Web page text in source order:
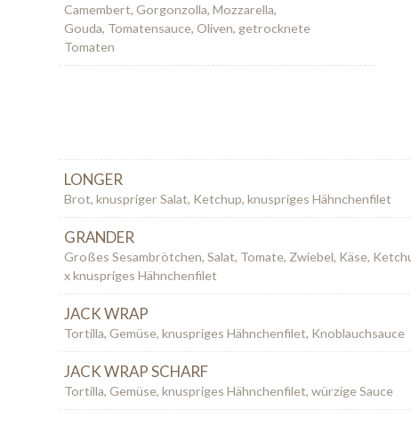
Camembert, Gorgonzolla, Mozzarella,
Gouda, Tomatensauce, Oliven, getrocknete
Tomaten
LONGER
Brot, knuspriger Salat, Ketchup, knuspriges Hähnchenfilet
GRANDER
Großes Sesambrötchen, Salat, Tomate, Zwiebel, Käse,
x knuspriges Hähnchenfilet
JACK WRAP
Tortilla, Gemüse, knuspriges Hähnchenfilet, Knoblauchsauce
JACK WRAP SCHARF
Tortilla, Gemüse, knuspriges Hähnchenfilet, würzige Sauce